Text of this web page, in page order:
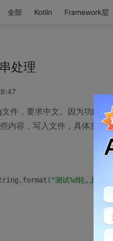
全部 Kotlin Framework层
处理
件，要求中文。因为功能
内容，写入文件，具体实现
"测试%d轮,上电测